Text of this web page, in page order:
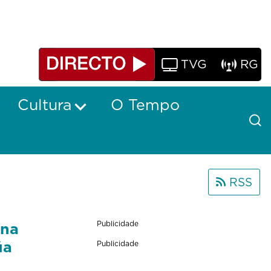
TVG RG
Cultura
O Tempo
RSS
Publicidade
Publicidade